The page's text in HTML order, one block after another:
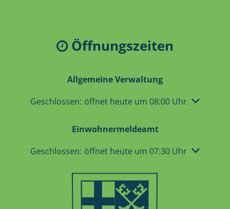
Öffnungszeiten
Allgemeine Verwaltung
Klicken, um weitere Öffnungs- oder Schließzeiten
Geschlossen: öffnet heute um 08:00 Uhr
Einwohnermeldeamt
Klicken, um weitere Öffnungs- oder Schließzeiten
Geschlossen: öffnet heute um 07:30 Uhr